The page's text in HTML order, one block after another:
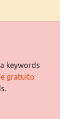
keywords
gratuito